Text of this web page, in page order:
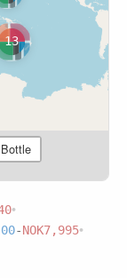
13
Bottle
•
-NOK7,995•